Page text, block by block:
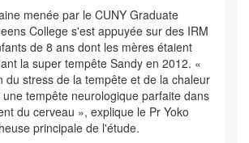
menée par le CUNY Graduate
College s'est appuyée sur des IRM
de 8 ans dont les mères étaient
la super tempête Sandy en 2012. «
du stress de la tempête et de la chaleur
tempête neurologique parfaite dans
du cerveau », explique le Pr Yoko
principale de l'étude.